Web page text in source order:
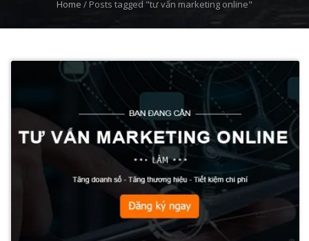
Home / Posts tagged "tư vấn marketing online"